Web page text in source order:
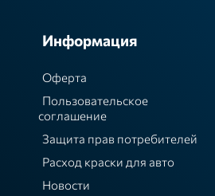
Информация
Оферта
Пользовательское
соглашение
Защита прав потребителей
Расход краски для авто
Новости